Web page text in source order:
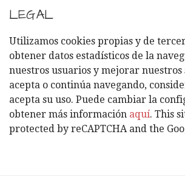
T
E
G
O
R
Í
A
S
LEGAL
Utilizamos cookies propias y de
obtener datos estadísticos de la
nuestros usuarios y mejorar nuestros
acepta o continúa navegando,
acepta su uso. Puede cambiar la
obtener más información aquí. This
protected by reCAPTCHA and the